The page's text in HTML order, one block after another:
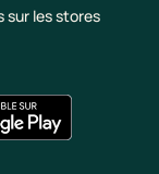
sur les stores